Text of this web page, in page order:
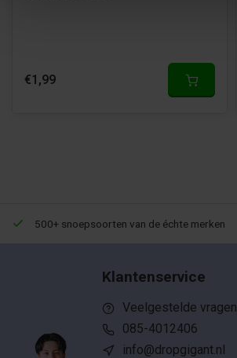
€1,99
500+ snoepsoorten van de échte merken
Klantenservice
Veelgestelde vragen
085-4012406
info@dropgigant.nl